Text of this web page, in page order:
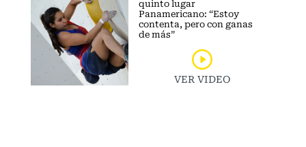
Panamericano: “Estoy
contenta, pero con ganas
de más”
VER VIDEO